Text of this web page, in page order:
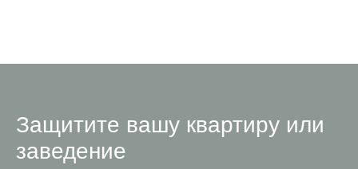
Защитите вашу квартиру или
заведение